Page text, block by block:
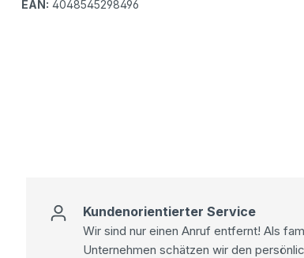
EAN: 4048545298496
Kundenorientierter Service
Wir sind nur einen Anruf entfernt! Als
Unternehmen schätzen wir den